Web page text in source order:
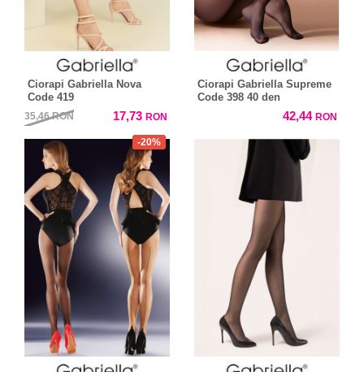
Ciorapi Gabriella Nova
Code 419
35,46RON 17,73 RON
Ciorapi Gabriella Supreme
Code 398 40 den
42,44 RON
-20%